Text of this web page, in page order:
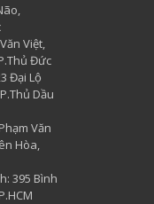
Việt,
Đức
Đại Lộ
Dầu
Văn
Hòa,
395 Bình